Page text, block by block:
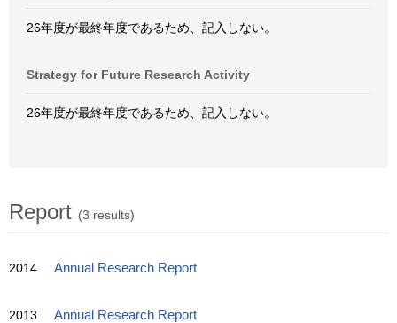
26年度が最終年度であるため、記入しない。
Strategy for Future Research Activity
26年度が最終年度であるため、記入しない。
Report (3 results)
2014 Annual Research Report
2013 Annual Research Report